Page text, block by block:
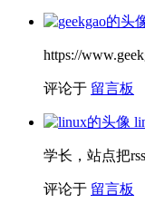
https://
评论于 留言板
学长，站点把
评论于 留言板